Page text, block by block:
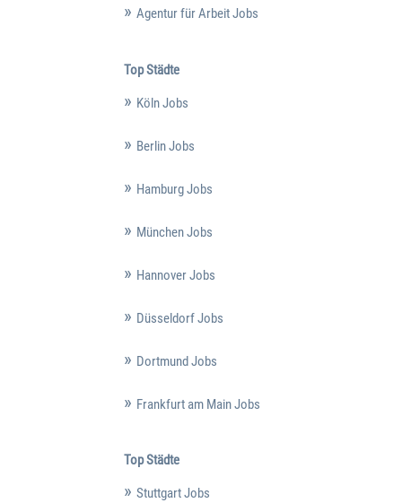
Agentur für Arbeit Jobs
Top Städte
Köln Jobs
Berlin Jobs
Hamburg Jobs
München Jobs
Hannover Jobs
Düsseldorf Jobs
Dortmund Jobs
Frankfurt am Main Jobs
Top Städte
Stuttgart Jobs